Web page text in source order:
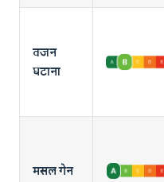
वजन
घटाना
मसल गेन